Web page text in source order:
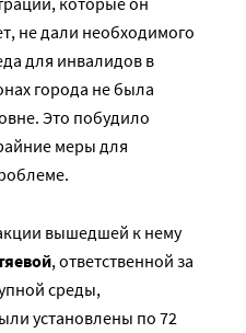
не дали необходимого
для инвалидов в
города не была
Это побудило
меры для
вышедшей к нему
, ответственной за
среды,
установлены по 72